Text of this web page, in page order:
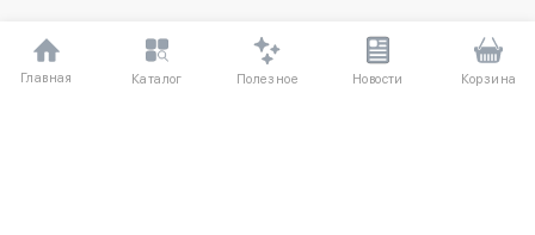
Главная Каталог Полезное Новости Корзина